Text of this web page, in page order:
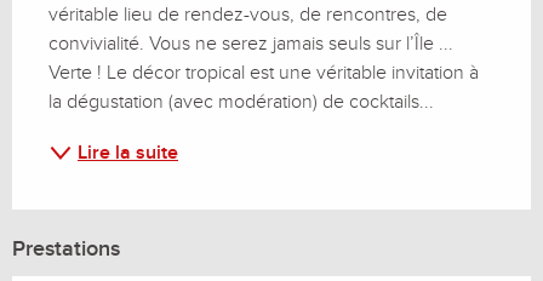
véritable lieu de rendez-vous, de rencontres, de
convivialité. Vous ne serez jamais seuls sur l’Île ...
Verte ! Le décor tropical est une véritable invitation à
la dégustation (avec modération) de cocktails...
Lire la suite
Prestations